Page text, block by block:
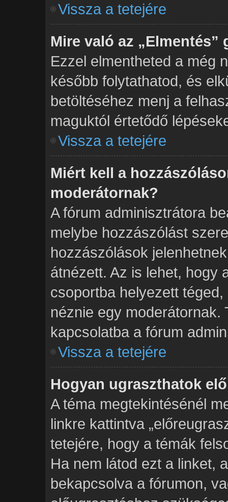
Vissza a tetejére
Mire való az
Ezzel elmentheted a még
később folytathatod, és
betöltéséhez menj a
maguktól értetődő
Vissza a tetejére
Miért kell a
moderátornak?
A fórum adminisztrátora
melybe hozzászólást
hozzászólások
átnézett. Az is lehet, hogy
csoportba helyezett
néznie egy moderátornak.
kapcsolatba a fórum
Vissza a tetejére
Hogyan ugraszthatok
A téma megtekintésénél
linkre kattintva
tetejére, hogy a témák
Ha nem látod ezt a linket,
bekapcsolva a fórumon,